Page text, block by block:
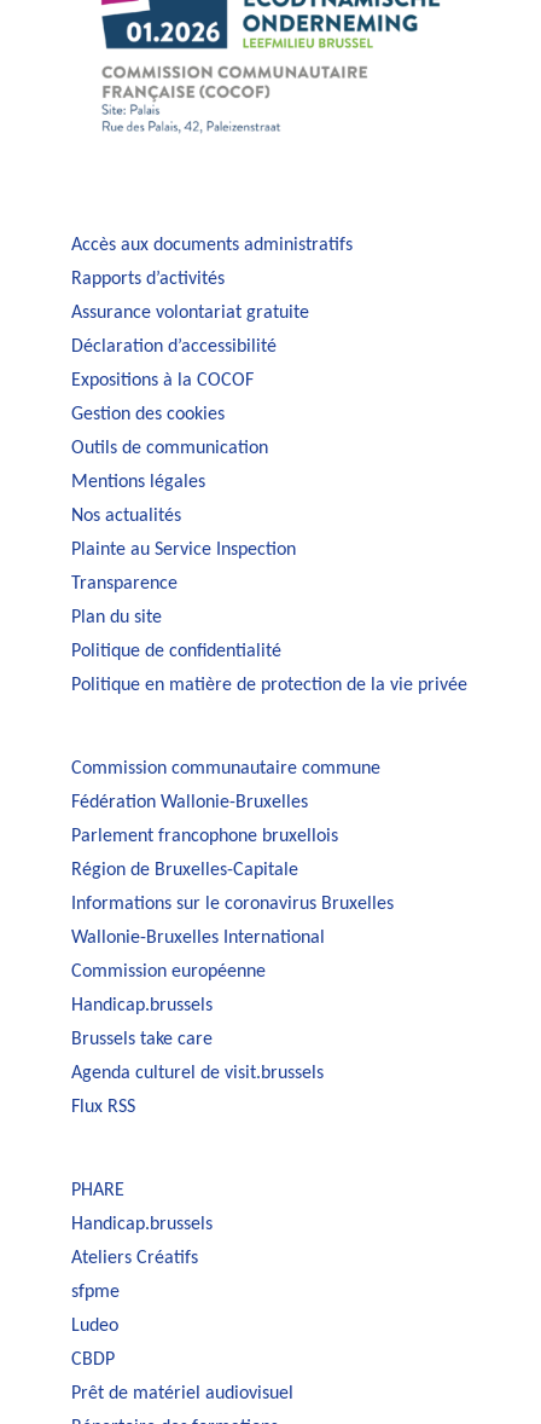
Accès aux documents administratifs
Rapports d’activités
Assurance volontariat gratuite
Déclaration d’accessibilité
Expositions à la COCOF
Gestion des cookies
Outils de communication
Mentions légales
Nos actualités
Plainte au Service Inspection
Transparence
Plan du site
Politique de confidentialité
Politique en matière de protection de la vie privée
Commission communautaire commune
Fédération Wallonie-Bruxelles
Parlement francophone bruxellois
Région de Bruxelles-Capitale
Informations sur le coronavirus Bruxelles
Wallonie-Bruxelles International
Commission européenne
Handicap.brussels
Brussels take care
Agenda culturel de visit.brussels
Flux RSS
PHARE
Handicap.brussels
Ateliers Créatifs
sfpme
Ludeo
CBDP
Prêt de matériel audiovisuel